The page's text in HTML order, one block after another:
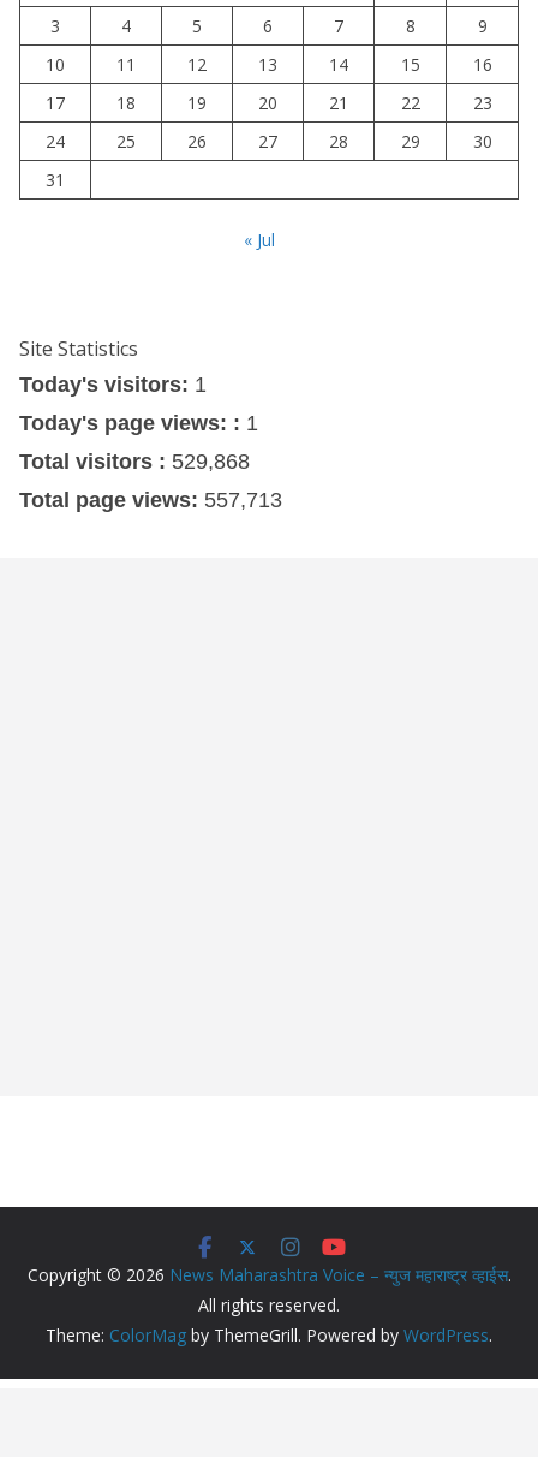
3
4 5 6 7 8
9
10
11 12 13 14 15
16
17
18 19 20 21 22
23
24
25 26 27 28 29
30
31
« Jul
Site Statistics
Today's visitors: 1
Today's page views: : 1
Total visitors : 529,868
Total page views: 557,713
Copyright © 2026 News Maharashtra Voice – न्युज महाराष्ट्र व्हाईस.
All rights reserved.
Theme: ColorMag by ThemeGrill. Powered by WordPress.